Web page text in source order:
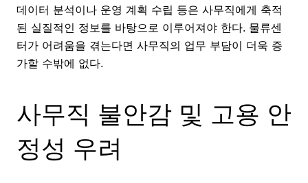
데이터 분석이나 운영 계획 수립 등은 사무직에게 축적
된 실질적인 정보를 바탕으로 이루어져야 한다. 물류센
터가 어려움을 겪는다면 사무직의 업무 부담이 더욱 증
가할 수밖에 없다.
사무직 불안감 및 고용 안
정성 우려